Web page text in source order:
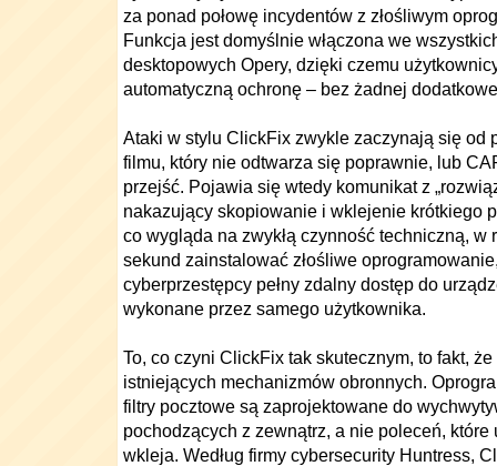
za ponad połowę incydentów z złośliwym
Funkcja jest domyślnie włączona we
desktopowych Opery, dzięki czemu
automatyczną ochronę – bez żadnej
Ataki w stylu ClickFix zwykle zaczynają się od
filmu, który nie odtwarza się poprawnie, lub
przejść. Pojawia się wtedy komunikat z
nakazujący skopiowanie i wklejenie krótkiego
co wygląda na zwykłą czynność techniczną,
sekund zainstalować złośliwe
cyberprzestępcy pełny zdalny dostęp do
wykonane przez samego użytkownika.
To, co czyni ClickFix tak skutecznym, to fakt,
istniejących mechanizmów obronnych.
filtry pocztowe są zaprojektowane do
pochodzących z zewnątrz, a nie poleceń,
wkleja. Według firmy cybersecurity Huntress,